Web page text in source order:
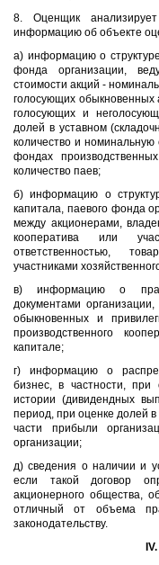
8. Оценщик
информацию об объекте
а) информацию о структуре
фонда организации,
стоимости акций -
голосующих обыкновенных
голосующих и
долей в уставном
количество и
фондах
количество паев;
б) информацию о
капитала, паевого фонда
между акционерами,
кооператива или
ответственностью,
участниками
в) информацию о
документами
обыкновенных и
производственного
капитале;
г) информацию о
бизнес, в частности,
истории (дивидендных
период, при оценке долей
части прибыли
организации;
д) сведения о наличии и
если такой договор
акционерного общества,
отличный от объема
законодательству.